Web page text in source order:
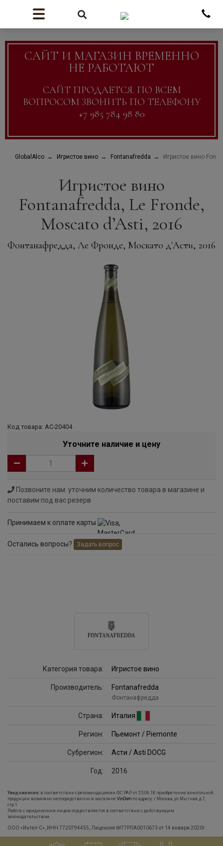
САЙТ И МАГАЗИН ВРЕМЕННО
НЕ РАБОТАЮТ
САЙТ ПРОДАЕТСЯ. ПО ВСЕМ
ВОПРОСОМ ЗВОНИТЬ ПО ТЕЛЕФОНУ
+7 985 784 98 80
GlobalAlco Игристое вино Fontanafredda Игристое вино
Игристое вино
Fontanafredda, Le Fronde,
Moscato d’Asti, 2016
Фонтанафредда, Ле Фронде, Москато д'Асти, 2016
Код товара: АС-20404
Уточните наличие и цену
Позвоните нам: уточним количество товара в магазине и
поставим под вас резерв
Принимаем к оплате карты
Остались вопросы? Задать вопрос
Категория товара: Игристое вино
Производитель: Fontanafredda
Фонтанафредда
Страна: Италия
Регион: Пьемонт / Piemonte
Субрегион: Асти / Asti DOCG
Год: 2016
Уведомление: в соответствии с рекомендациями ФС РАР от 25.06.18 приобретение алкогольной
продукции возможно непосредственно в магазине VinDom по адресу: г.Москва, ул.Мытная, д.7,
стр.1
Работа с юридическим лицам осуществляется в соответствии с действующим
законодательством.
ООО «Интел-С», ИНН 7720794455, Лицензия №77РПА0010673 от 14 января 2020г.